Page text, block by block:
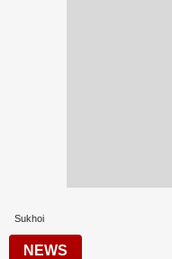
Sukhoi
NEWS